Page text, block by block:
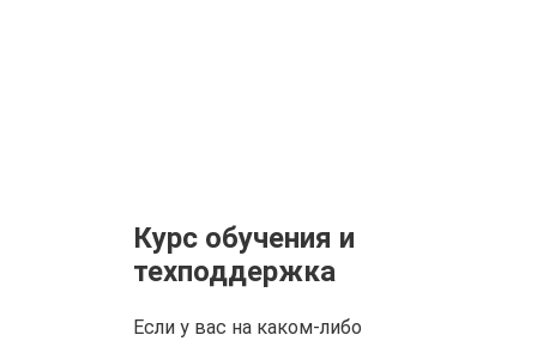
Курс обучения и
техподдержка
Если у вас на каком-либо